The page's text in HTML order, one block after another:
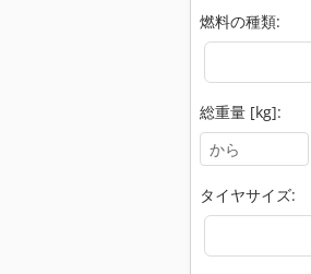
燃料の種類:
総重量 [kg]:
タイヤサイズ: